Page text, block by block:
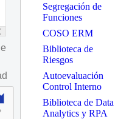
Segregación de
Funciones
COSO ERM
Biblioteca de
Riesgos
Autoevaluación
Control Interno
Biblioteca de Data
Analytics y RPA